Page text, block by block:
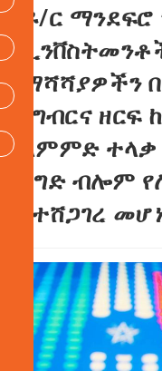
ዶ/ር
ማሻሻያዎችን
የግብርና ዘርፍ
ልምምድ ተላቃ
ንግድ ብሎም
የተሸጋገረ